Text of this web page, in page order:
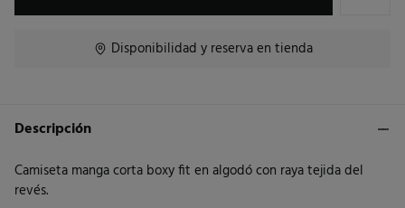
Disponibilidad y reserva en tienda
Descripción
Camiseta manga corta boxy fit en algodó con raya tejida del
revés.